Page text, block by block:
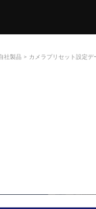
社製品 カメラプリセット設定